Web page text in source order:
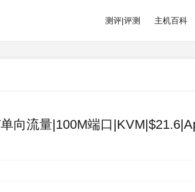
测评|评测 主机百科
向流量|100M端口